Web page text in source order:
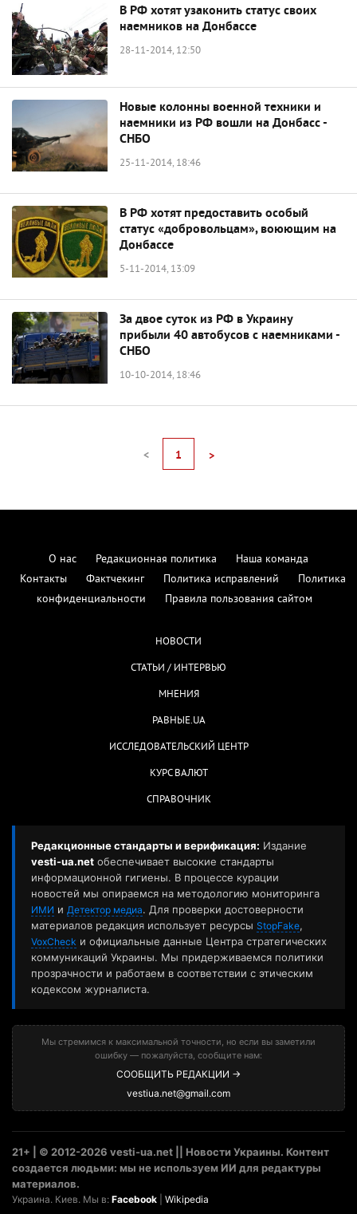
В РФ хотят узаконить статус своих
наемников на Донбассе
28-11-2014, 12:50
Новые колонны военной техники и
наемники из РФ вошли на Донбасс -
СНБО
25-11-2014, 18:46
В РФ хотят предоставить особый
статус «добровольцам», воюющим на
Донбассе
5-11-2014, 13:09
За двое суток из РФ в Украину
прибыли 40 автобусов с наемниками -
СНБО
10-10-2014, 18:46
< 1 >
О нас Редакционная политика
Наша команда
Контакты
Фактчекинг Политика исправлений
Политика
конфиденциальности
Правила пользования сайтом
НОВОСТИ
СТАТЬИ / ИНТЕРВЬЮ
МНЕНИЯ
РАВНЫЕ.UA
ИССЛЕДОВАТЕЛЬСКИЙ ЦЕНТР
КУРС ВАЛЮТ
СПРАВОЧНИК
Редакционные стандарты и верификация: Издание
vesti-ua.net обеспечивает высокие стандарты
информационной гигиены. В процессе курации
новостей мы опираемся на методологию мониторинга
ИМИ и Детектор медиа. Для проверки достоверности
материалов редакция использует ресурсы StopFake,
VoxCheck и официальные данные Центра стратегических
коммуникаций Украины. Мы придерживаемся политики
прозрачности и работаем в соответствии с этическим
кодексом журналиста.
Мы стремимся к максимальной точности, но если вы заметили
ошибку — пожалуйста, сообщите нам:
СООБЩИТЬ РЕДАКЦИИ →
vestiua.net@gmail.com
21+ | © 2012-2026 vesti-ua.net || Новости Украины. Контент
создается людьми: мы не используем ИИ для редактуры
материалов.
Украина. Киев. Мы в: Facebook Wikipedia